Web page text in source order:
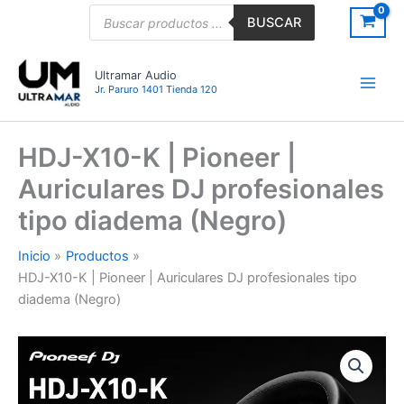
BUSCAR
Ultramar Audio
Jr. Paruro 1401 Tienda 120
HDJ-X10-K | Pioneer |
Auriculares DJ profesionales
tipo diadema (Negro)
Inicio
Productos
HDJ-X10-K | Pioneer | Auriculares DJ profesionales tipo
diadema (Negro)
X10-